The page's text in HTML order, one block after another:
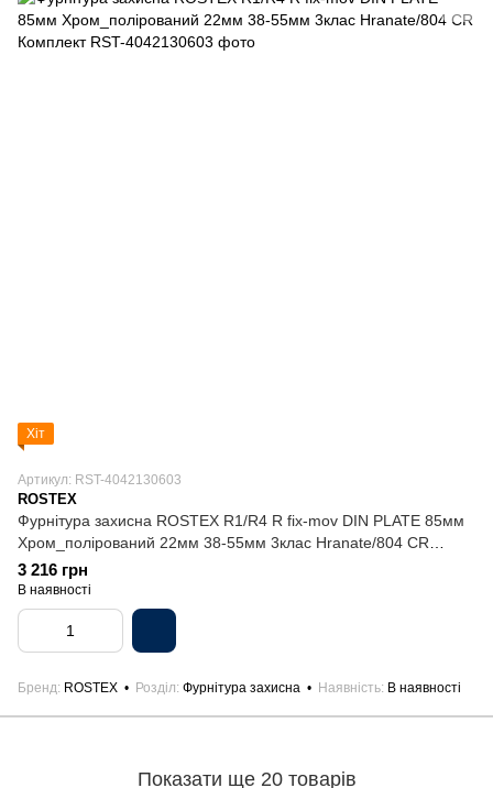
Хіт
Артикул: RST-4042130603
ROSTEX
Фурнітура захисна ROSTEX R1/R4 R fix-mov DIN PLATE 85мм
Хром_полірований 22мм 38-55мм 3клас Hranate/804 CR
Комплект
3 216 грн
В наявності
Бренд ROSTEX Розділ Фурнітура захисна Наявність В наявності
Показати ще 20 товарів